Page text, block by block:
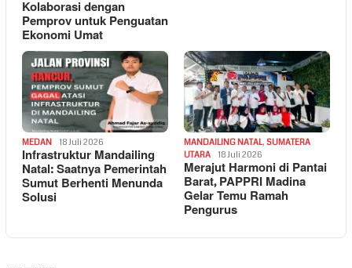
Kolaborasi dengan
Pemprov untuk Penguatan
Ekonomi Umat
MEDAN 18 Juli 2026
Infrastruktur Mandailing
Natal: Saatnya Pemerintah
Sumut Berhenti Menunda
Solusi
MANDAILING NATAL, SUMATERA
UTARA
18 Juli 2026
Merajut Harmoni di Pantai
Barat, PAPPRI Madina
Gelar Temu Ramah
Pengurus